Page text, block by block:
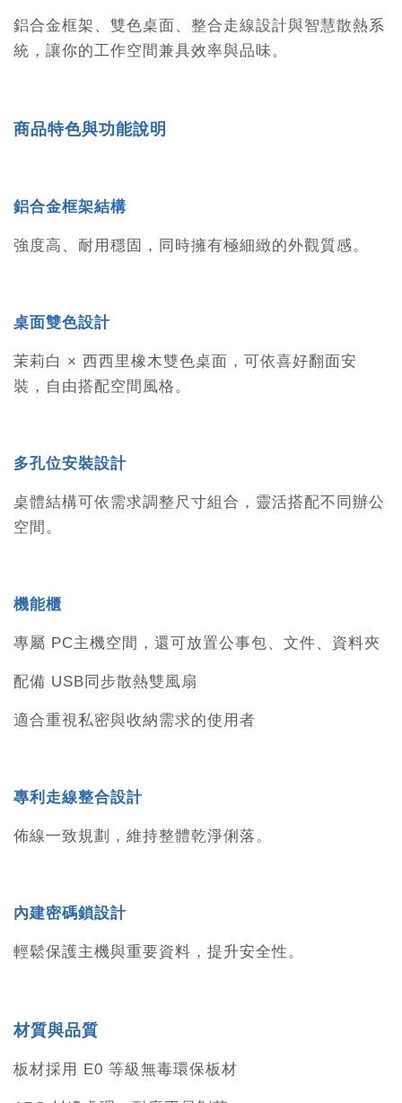
鋁合金框架、雙色桌面、整合走線設計與智慧散熱系
統，讓你的工作空間兼具效率與品味。
商品特色與功能說明
鋁合金框架結構
強度高、耐用穩固，同時擁有極細緻的外觀質感。
桌面雙色設計
茉莉白 × 西西里橡木雙色桌面，可依喜好翻面安
裝，自由搭配空間風格。
多孔位安裝設計
桌體結構可依需求調整尺寸組合，靈活搭配不同辦公
空間。
機能櫃
專屬 PC主機空間，還可放置公事包、文件、資料夾
配備 USB同步散熱雙風扇
適合重視私密與收納需求的使用者
專利走線整合設計
佈線一致規劃，維持整體乾淨俐落。
內建密碼鎖設計
輕鬆保護主機與重要資料，提升安全性。
材質與品質
板材採用 E0 等級無毒環保板材